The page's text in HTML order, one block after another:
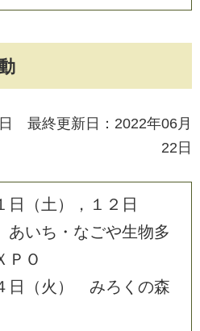
最終更新日：2022年06月
22日
日 （ 土 ） ， １ ２ 日
あいち ・ なごや生物多
Ｐ Ｏ
日 （ 火 ） みろ く の森